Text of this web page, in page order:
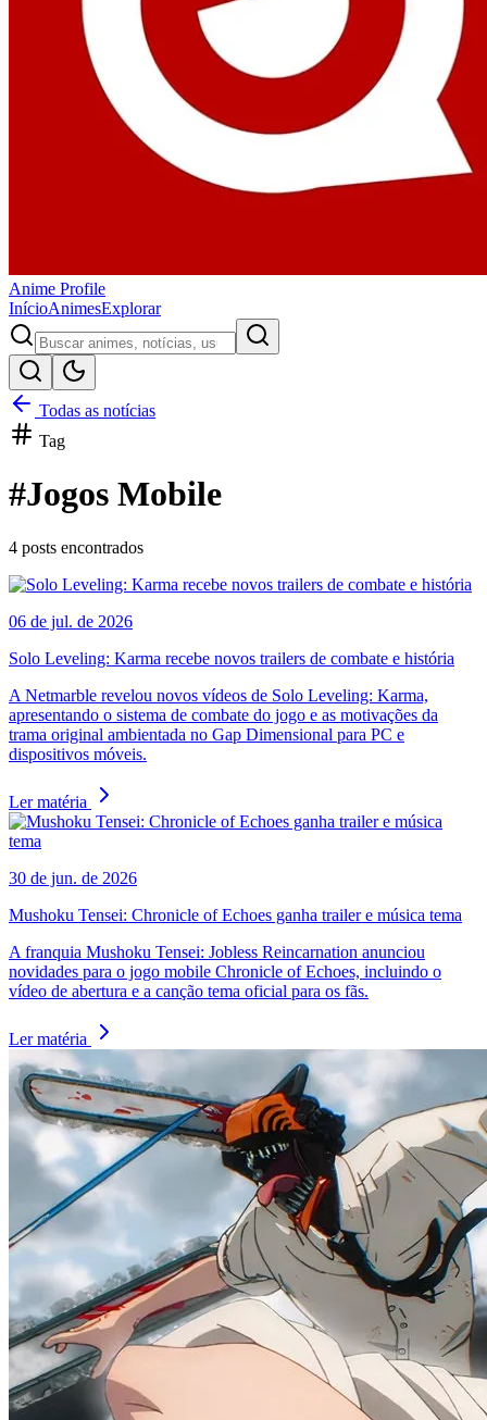
Anime Profile
InícioAnimesExplorar
Todas as notícias
Tag
#Jogos Mobile
4 posts encontrados
06 de jul. de 2026
Solo Leveling: Karma recebe novos trailers de combate e história
A Netmarble revelou novos vídeos de Solo Leveling: Karma,
apresentando o sistema de combate do jogo e as motivações da
trama original ambientada no Gap Dimensional para PC e
dispositivos móveis.
Ler matéria
30 de jun. de 2026
Mushoku Tensei: Chronicle of Echoes ganha trailer e música tema
A franquia Mushoku Tensei: Jobless Reincarnation anunciou
novidades para o jogo mobile Chronicle of Echoes, incluindo o
vídeo de abertura e a canção tema oficial para os fãs.
Ler matéria